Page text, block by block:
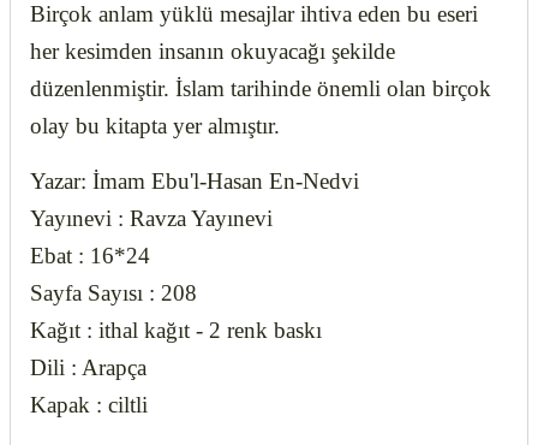
Birçok anlam yüklü mesajlar ihtiva eden bu eseri
her kesimden insanın okuyacağı şekilde
düzenlenmiştir. İslam tarihinde önemli olan birçok
olay bu kitapta yer almıştır.
Yazar: İmam Ebu'l-Hasan En-Nedvi
Yayınevi : Ravza Yayınevi
Ebat : 16*24
Sayfa Sayısı : 208
Kağıt : ithal kağıt - 2 renk baskı
Dili : Arapça
Kapak : ciltli